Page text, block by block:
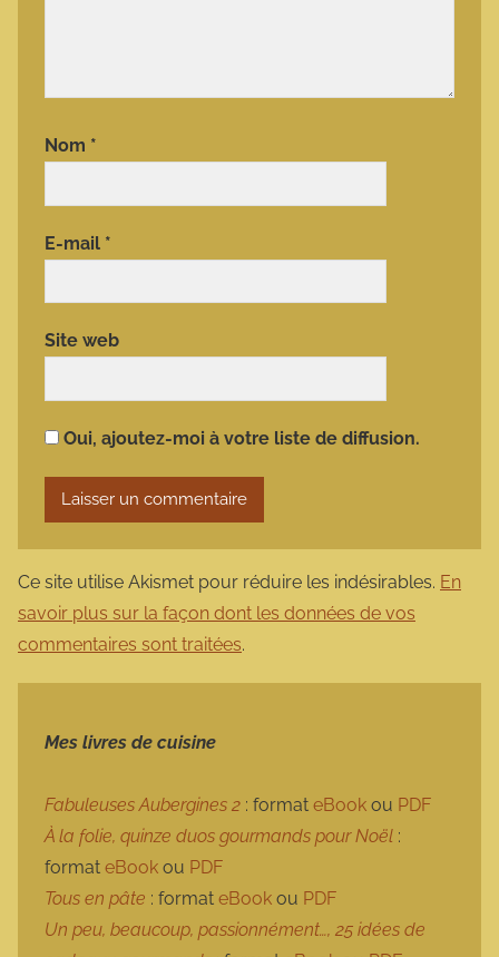
Nom *
E-mail *
Site web
Oui, ajoutez-moi à votre liste de diffusion.
Ce site utilise Akismet pour réduire les indésirables. En
savoir plus sur la façon dont les données de vos
commentaires sont traitées.
Mes livres de cuisine
Fabuleuses Aubergines 2 : format eBook ou PDF
À la folie, quinze duos gourmands pour Noël :
format eBook ou PDF
Tous en pâte : format eBook ou PDF
Un peu, beaucoup, passionnément…, 25 idées de